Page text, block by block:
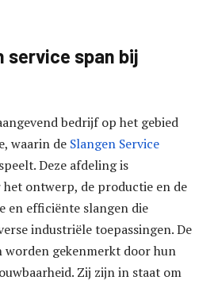
service span bij
bedrijf op het gebied
waarin de Slangen Service
Deze afdeling is
ontwerp, de productie en de
en efficiënte slangen die
industriële toepassingen. De
worden gekenmerkt door hun
Zij zijn in staat om